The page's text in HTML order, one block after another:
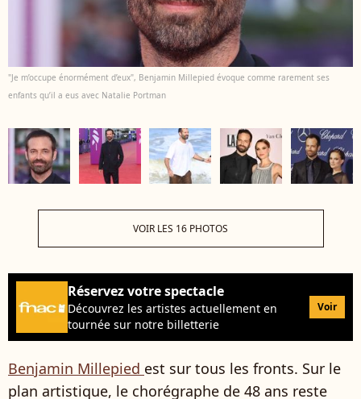
"Je m’occupe énormément d’eux", Benjamin Millepied évoque comme rarement ses
enfants qu’il a eus avec Natalie Portman
VOIR LES 16 PHOTOS
Réservez votre spectacle
Découvrez les artistes actuellement en
tournée sur notre billetterie
Voir
Benjamin Millepied est sur tous les fronts. Sur le
plan artistique, le chorégraphe de 48 ans reste